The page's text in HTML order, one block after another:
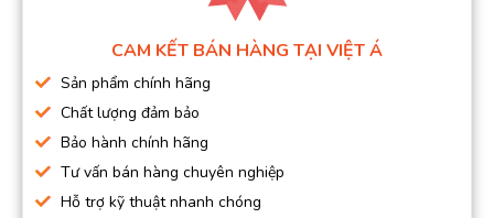
CAM KẾT BÁN HÀNG TẠI VIỆT Á
Sản phẩm chính hãng
Chất lượng đảm bảo
Bảo hành chính hãng
Tư vấn bán hàng chuyên nghiệp
Hỗ trợ kỹ thuật nhanh chóng